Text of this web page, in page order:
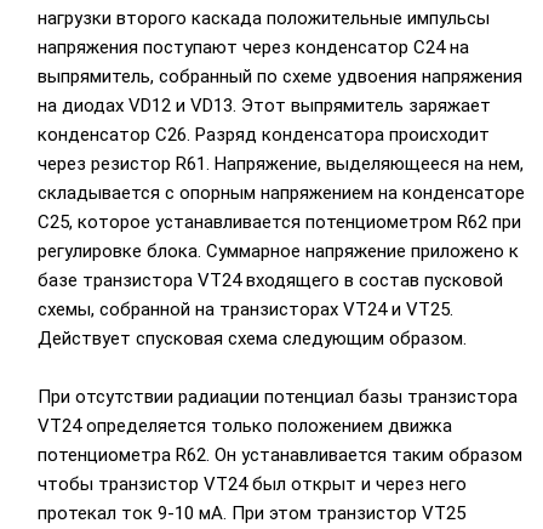
нагрузки второго каскада положительные импульсы
напряжения поступают через конденсатор С24 на
выпрямитель, собранный по схеме удвоения напряжения
на диодах VD12 и VD13. Этот выпрямитель заряжает
конденсатор С26. Разряд конденсатора происходит
через резистор R61. Напряжение, выделяющееся на нем,
складывается с опорным напряжением на конденсаторе
С25, которое устанавливается потенциометром R62 при
регулировке блока. Суммарное напряжение приложено к
базе транзистора VT24 входящего в состав пусковой
схемы, собранной на транзисторах VT24 и VT25.
Действует спусковая схема следующим образом.
При отсутствии радиации потенциал базы транзистора
VT24 определяется только положением движка
потенциометра R62. Он устанавливается таким образом
чтобы транзистор VT24 был открыт и через него
протекал ток 9-10 мА. При этом транзистор VT25